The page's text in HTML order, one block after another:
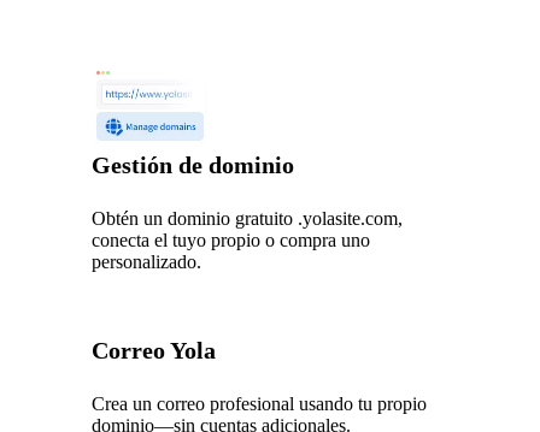
Gestión de dominio
Obtén un dominio gratuito .yolasite.com,
conecta el tuyo propio o compra uno
personalizado.
Correo Yola
Crea un correo profesional usando tu propio
dominio—sin cuentas adicionales.